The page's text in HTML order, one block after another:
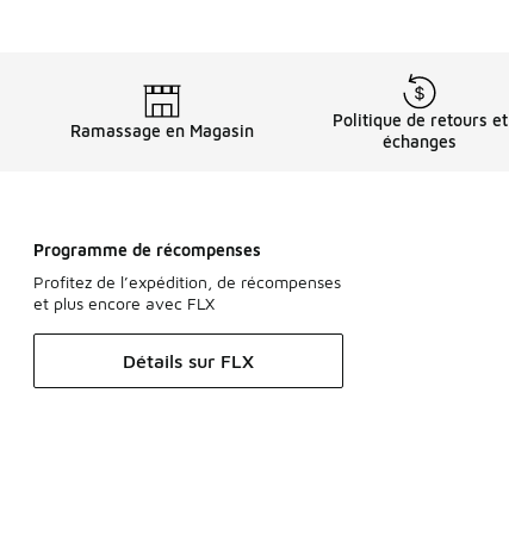
Ramassage en Magasin
Politique de retours et
échanges
Programme de récompenses
Profitez de l’expédition, de récompenses
et plus encore avec FLX
Détails sur FLX